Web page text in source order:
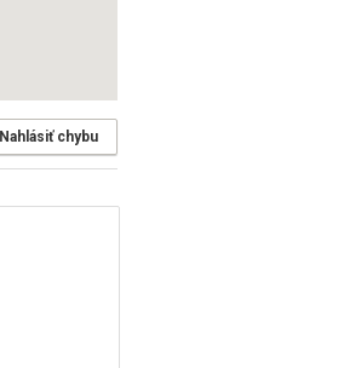
Nahlásiť chybu